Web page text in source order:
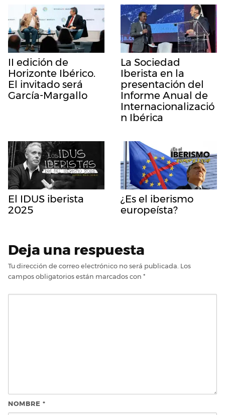
II edición de
Horizonte Ibérico.
El invitado será
García-Margallo
La Sociedad
Iberista en la
presentación del
Informe Anual de
Internacionalizació
n Ibérica
El IDUS iberista
2025
¿Es el iberismo
europeísta?
Deja una respuesta
Tu dirección de correo electrónico no será publicada. Los
campos obligatorios están marcados con *
NOMBRE *